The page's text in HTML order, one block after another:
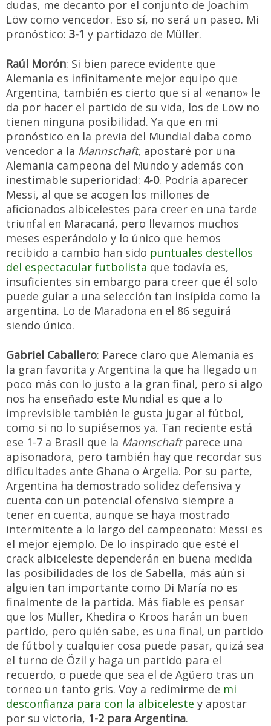
dudas, me decanto por el conjunto de Joachim
Löw como vencedor. Eso sí, no será un paseo. Mi
pronóstico: 3-1 y partidazo de Müller.
Raúl Morón: Si bien parece evidente que
Alemania es infinitamente mejor equipo que
Argentina, también es cierto que si al «enano» le
da por hacer el partido de su vida, los de Löw no
tienen ninguna posibilidad. Ya que en mi
pronóstico en la previa del Mundial daba como
vencedor a la Mannschaft, apostaré por una
Alemania campeona del Mundo y además con
inestimable superioridad: 4-0. Podría aparecer
Messi, al que se acogen los millones de
aficionados albicelestes para creer en una tarde
triunfal en Maracaná, pero llevamos muchos
meses esperándolo y lo único que hemos
recibido a cambio han sido puntuales destellos
del espectacular futbolista que todavía es,
insuficientes sin embargo para creer que él solo
puede guiar a una selección tan insípida como la
argentina. Lo de Maradona en el 86 seguirá
siendo único.
Gabriel Caballero: Parece claro que Alemania es
la gran favorita y Argentina la que ha llegado un
poco más con lo justo a la gran final, pero si algo
nos ha enseñado este Mundial es que a lo
imprevisible también le gusta jugar al fútbol,
como si no lo supiésemos ya. Tan reciente está
ese 1-7 a Brasil que la Mannschaftparece una
apisonadora, pero también hay que recordar sus
dificultades ante Ghana o Argelia. Por su parte,
Argentina ha demostrado solidez defensiva y
cuenta con un potencial ofensivo siempre a
tener en cuenta, aunque se haya mostrado
intermitente a lo largo del campeonato: Messi es
el mejor ejemplo. De lo inspirado que esté el
crack albiceleste dependerán en buena medida
las posibilidades de los de Sabella, más aún si
alguien tan importante como Di María no es
finalmente de la partida. Más fiable es pensar
que los Müller, Khedira o Kroos harán un buen
partido, pero quién sabe, es una final, un partido
de fútbol y cualquier cosa puede pasar, quizá sea
el turno de Özil y haga un partido para el
recuerdo, o puede que sea el de Agüero tras un
torneo un tanto gris. Voy a redimirme de mi
desconfianza para con la albiceleste y apostar
por su victoria, 1-2 para Argentina.